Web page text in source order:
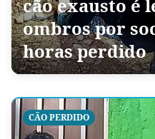
cão exausto é
ombros por
horas perdido
CÃO PERDIDO